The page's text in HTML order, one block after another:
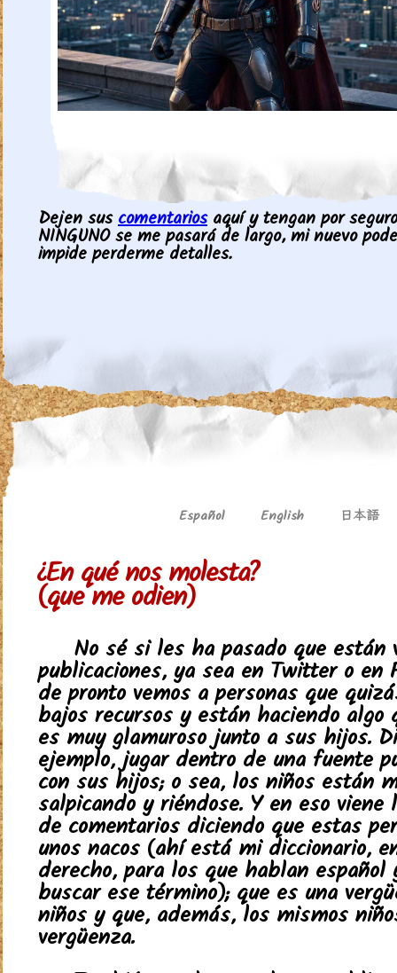
Dejen suscomentariosaquí y tengan por
NINGUNO se me pasará de largo, mi nuevo
impide perderme detalles.
Español English 日本語
¿En qué nos molesta?
(que me odien)
No sé si les ha pasado que están
publicaciones, ya sea en Twitter o en
de pronto vemos a personas que
bajos recursos y están haciendo algo
es muy glamuroso junto a sus hijos.
ejemplo, jugar dentro de una fuente
con sus hijos; o sea, los niños están
salpicando y riéndose. Y en eso viene
de comentarios diciendo que estas
unos nacos (ahí está mi diccionario,
derecho, para los que hablan español
buscar ese término); que es una
niños y que, además, los mismos
vergüenza.